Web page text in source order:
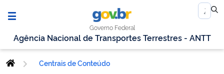
Governo Federal
Agência Nacional de Transportes Terrestres - ANTT
Centrais de Conteúdo